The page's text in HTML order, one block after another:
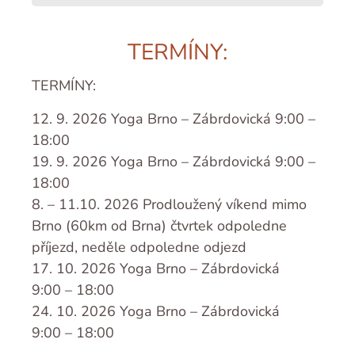
TERMÍNY:
TERMÍNY:
12. 9. 2026 Yoga Brno – Zábrdovická 9:00 –
18:00
19. 9. 2026 Yoga Brno – Zábrdovická 9:00 –
18:00
8. – 11.10. 2026 Prodloužený víkend mimo
Brno (60km od Brna) čtvrtek odpoledne
příjezd, neděle odpoledne odjezd
17. 10. 2026 Yoga Brno – Zábrdovická
9:00 – 18:00
24. 10. 2026 Yoga Brno – Zábrdovická
9:00 – 18:00